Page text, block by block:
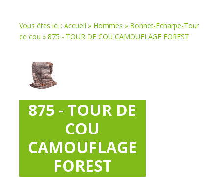
Vous êtes ici : Accueil » Hommes » Bonnet-Echarpe-Tour
de cou » 875 - TOUR DE COU CAMOUFLAGE FOREST
875 - TOUR DE
COU
CAMOUFLAGE
FOREST